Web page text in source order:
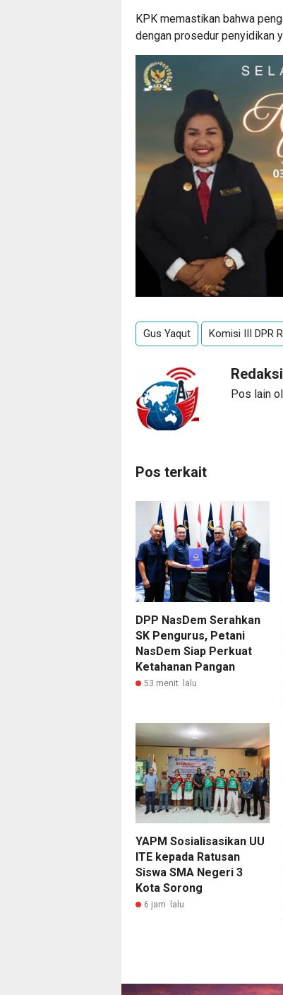
KPK memastikan bahwa
dengan prosedur penyidikan
Gus Yaqut Komisi III DPR
Redaksi
Pos lain
Pos terkait
DPP NasDem Serahkan
SK Pengurus, Petani
NasDem Siap Perkuat
Ketahanan Pangan
53 menit lalu
YAPM Sosialisasikan UU
ITE kepada Ratusan
Siswa SMA Negeri 3
Kota Sorong
6 jam lalu